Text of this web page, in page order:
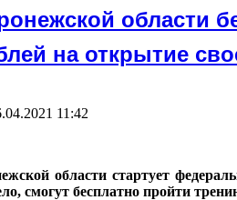
области
на открытие
11:42
области стартует
смогут бесплатно пройти